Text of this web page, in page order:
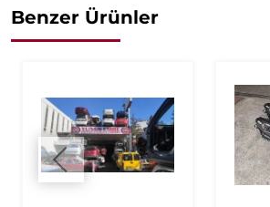
Benzer Ürünler